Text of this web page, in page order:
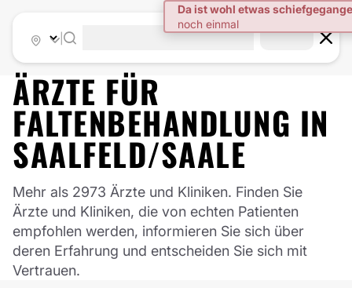
ÄRZTE FÜR
FALTENBEHANDLUNG IN
SAALFELD/SAALE
Mehr als 2973 Ärzte und Kliniken. Finden Sie
Ärzte und Kliniken, die von echten Patienten
empfohlen werden, informieren Sie sich über
deren Erfahrung und entscheiden Sie sich mit
Vertrauen.